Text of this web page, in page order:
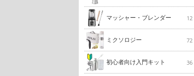
マッシャー・ブレンダー 12
ミクソロジー 72
初心者向け入門キット 36